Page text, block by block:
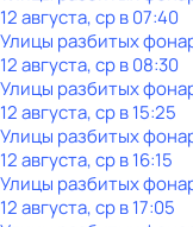
12 августа, ср в 07:40
Улицы разбитых
12 августа, ср в 08:30
Улицы разбитых
12 августа, ср в 15:25
Улицы разбитых
12 августа, ср в 16:15
Улицы разбитых
12 августа, ср в 17:05